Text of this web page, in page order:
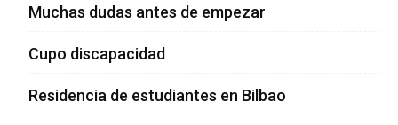
Muchas dudas antes de empezar
Cupo discapacidad
Residencia de estudiantes en Bilbao